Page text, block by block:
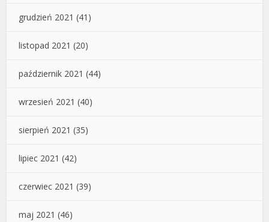
grudzień 2021 (41)
listopad 2021 (20)
październik 2021 (44)
wrzesień 2021 (40)
sierpień 2021 (35)
lipiec 2021 (42)
czerwiec 2021 (39)
maj 2021 (46)